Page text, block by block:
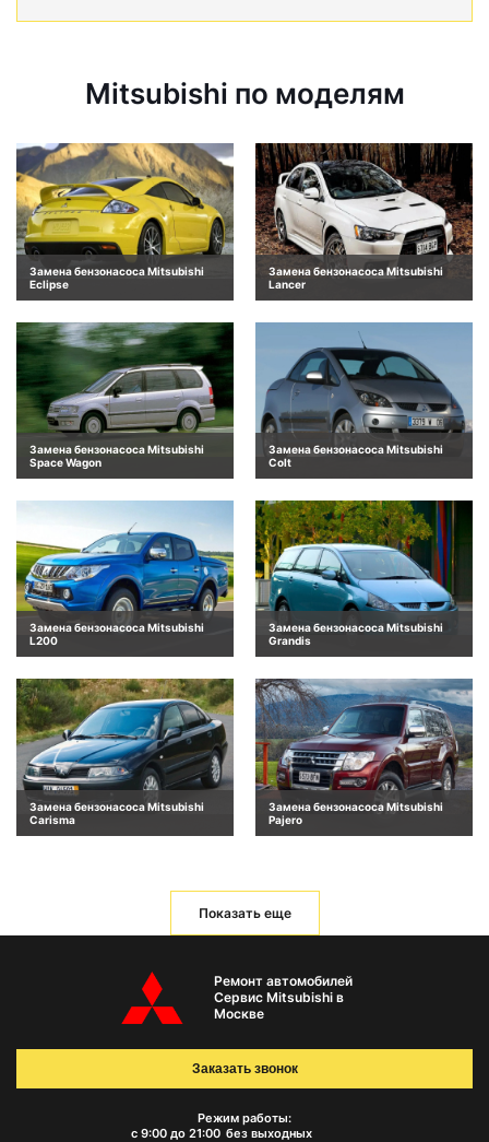
Mitsubishi по моделям
Замена бензонасоса Mitsubishi
Eclipse
Замена бензонасоса Mitsubishi
Lancer
Замена бензонасоса Mitsubishi
Space Wagon
Замена бензонасоса Mitsubishi
Colt
Замена бензонасоса Mitsubishi
L200
Замена бензонасоса Mitsubishi
Grandis
Замена бензонасоса Mitsubishi
Carisma
Замена бензонасоса Mitsubishi
Pajero
Показать еще
Ремонт автомобилей
Сервис Mitsubishi в
Москве
Режим работы:
с 9:00 до 21:00 без выходных
Заказать звонок